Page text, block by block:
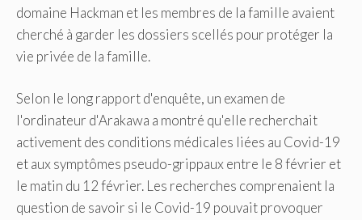
domaine Hackman et les membres de la famille avaient
cherché à garder les dossiers scellés pour protéger la
vie privée de la famille.
Selon le long rapport d'enquête, un examen de
l'ordinateur d'Arakawa a montré qu'elle recherchait
activement des conditions médicales liées au Covid-19
et aux symptômes pseudo-grippaux entre le 8 février et
le matin du 12 février. Les recherches comprenaient la
question de savoir si le Covid-19 pouvait provoquer